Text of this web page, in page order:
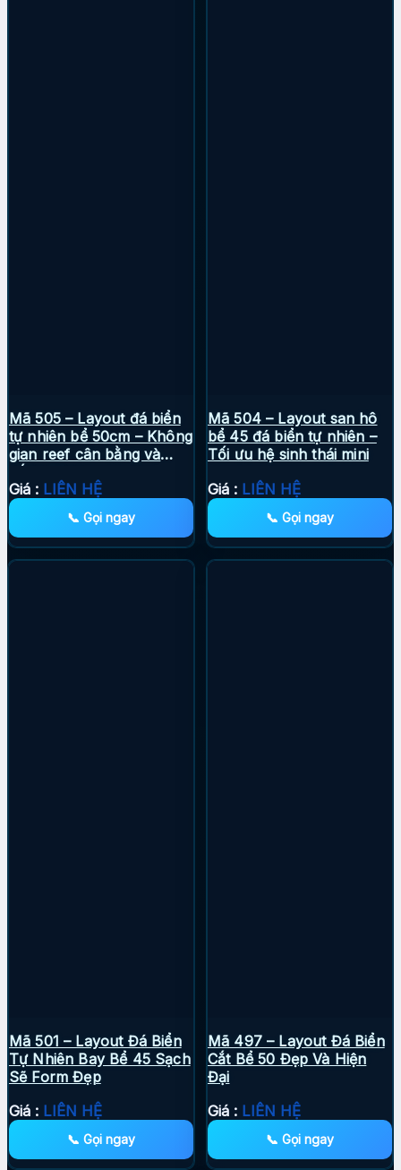
Mã 505 – Layout đá biển
tự nhiên bể 50cm – Không
gian reef cân bằng và
Giá : LIÊN HỆ
📞 Gọi ngay
Mã 504 – Layout san hô
bể 45 đá biển tự nhiên –
Tối ưu hệ sinh thái mini
Giá : LIÊN HỆ
📞 Gọi ngay
Mã 501 – Layout Đá Biển
Tự Nhiên Bay Bể 45 Sạch
Sẽ Form Đẹp
Giá : LIÊN HỆ
📞 Gọi ngay
Mã 497 – Layout Đá Biển
Cắt Bể 50 Đẹp Và Hiện
Đại
Giá : LIÊN HỆ
📞 Gọi ngay